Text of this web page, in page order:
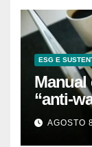
ESG E
Manual
“anti-
AGOSTO